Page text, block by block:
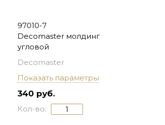
97010-7
Decomaster молдинг
угловой
Decomaster
Показать параметры
340 руб.
Кол-во: